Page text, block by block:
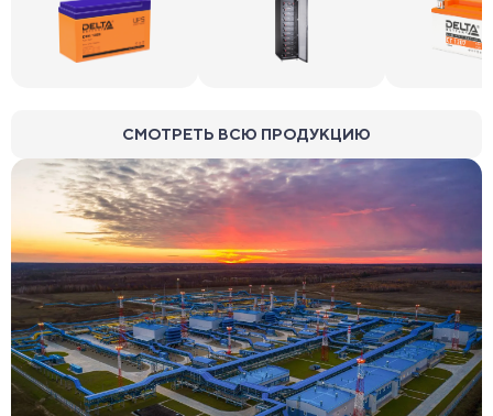
СМОТРЕТЬ ВСЮ ПРОДУКЦИЮ